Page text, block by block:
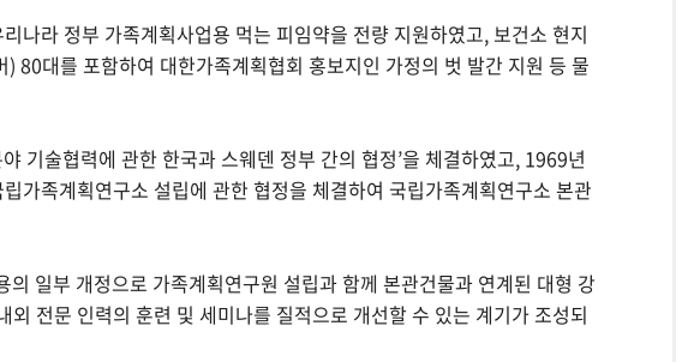
나라 정부 가족계획사업용 먹는 피임약을 전량 지원하였고, 보건소 현지
80대를 포함하여 대한가족계획협회 홍보지인 가정의 벗 발간 지원 등 물
기술협력에 관한 한국과 스웨덴 정부 간의 협정’을 체결하였고, 1969년
가족계획연구소 설립에 관한 협정을 체결하여 국립가족계획연구소 본관
일부 개정으로 가족계획연구원 설립과 함께 본관건물과 연계된 대형 강
외 전문 인력의 훈련 및 세미나를 질적으로 개선할 수 있는 계기가 조성되